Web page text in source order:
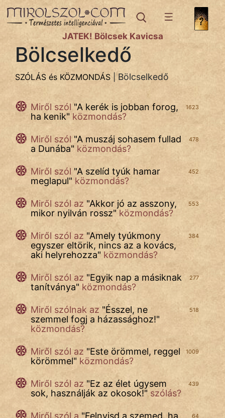
SZÓLÁS ÉS KÖZMONDÁStémák:
Bibliai
Időjárás
Kifejezések
Közmondások
Rímelő
Szállóigék
Szokás
Szóláscsoportok
Szóláskeveredés
Szólások
Tréfás
IRODALOM
És
KÖZMONDÁS
JÁTÉK! Bölcsek Kavicsa
Bölcselkedő
SZÓLÁS és KÖZMONDÁS Bölcselkedő
1623
Miről szól "A kerék is jobban forog,
ha kenik" közmondás?
478
Miről szól "A muszáj sohasem fullad
a Dunába" közmondás?
452
Miről szól "A szelíd tyúk hamar
meglapul" közmondás?
553
Miről szól az "Akkor jó az asszony,
mikor nyilván rossz" közmondás?
384
Miről szól az "Amely tyúkmony
egyszer eltörik, nincs az a kovács,
aki helyrehozza" közmondás?
277
Miről szól az "Egyik nap a másiknak
tanítványa" közmondás?
518
Miről szólnak az "Ésszel, ne
szemmel fogj a házassághoz!"
közmondás?
1009
Miről szól az "Este örömmel, reggel
körömmel" közmondás?
439
Miről szól az "Ez az élet úgysem
sok, használják az okosok!" szólás?
64
Miről szól a "Felnyisd a szemed, ha